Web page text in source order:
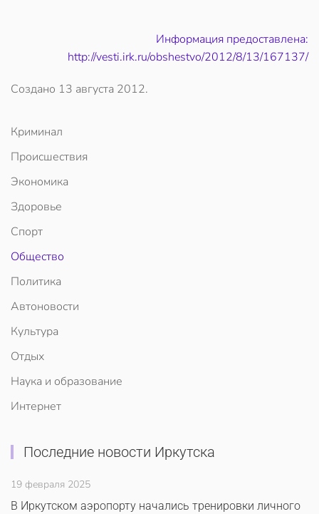
Информация предоставлена:
http://vesti.irk.ru/obshestvo/2012/8/13/167137/
Создано 13 августа 2012.
Криминал
Происшествия
Экономика
Здоровье
Спорт
Общество
Политика
Автоновости
Культура
Отдых
Наука и образование
Интернет
Последние новости Иркутска
19 февраля 2025
В Иркутском аэропорту начались тренировки личного